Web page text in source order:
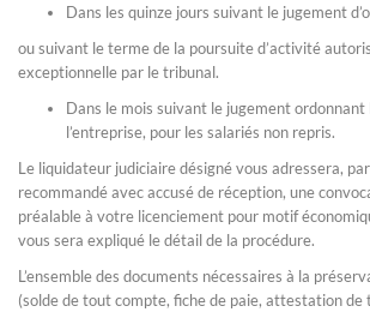
Dans les quinze jours suivant le jugement
ou suivant le terme de la poursuite d’activité
exceptionnelle par le tribunal.
Dans le mois suivant le jugement ordonnant
l’entreprise, pour les salariés non repris.
Le liquidateur judiciaire désigné vous adressera,
recommandé avec accusé de réception, une
préalable à votre licenciement pour motif
vous sera expliqué le détail de la procédure.
L’ensemble des documents nécessaires à la
(solde de tout compte, fiche de paie, attestation